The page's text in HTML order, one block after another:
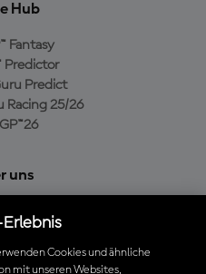
Hub
Fantasy
Predictor
Predict
Racing 25/26
uns
Cookies und ähnliche
mit unseren Websites,